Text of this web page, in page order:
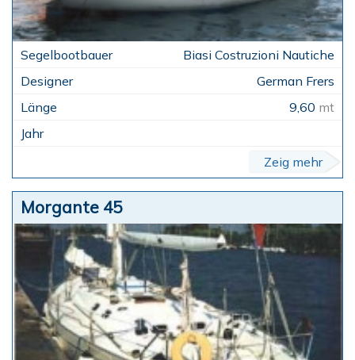
Biasi Costruzioni Nautiche
German Frers
9,60 mt
Zeig mehr
Morgante 45